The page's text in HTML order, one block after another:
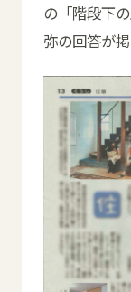
の「階段下
弥の回答が